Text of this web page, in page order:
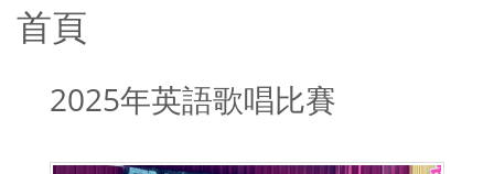
首頁
2025年英語歌唱比賽